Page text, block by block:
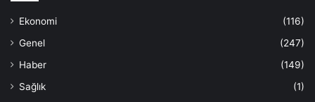
Ekonomi
(116)
Genel
(247)
Haber
(149)
Sağlık
(1)